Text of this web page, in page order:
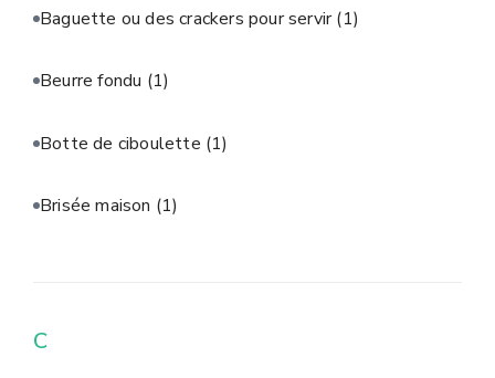
Baguette ou des crackers pour servir(1)
Beurre fondu (1)
Botte de ciboulette (1)
Brisée maison (1)
C